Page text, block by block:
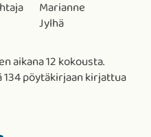
Marianne
Jylhä
aikana 12 kokousta.
pöytäkirjaan kirjattua